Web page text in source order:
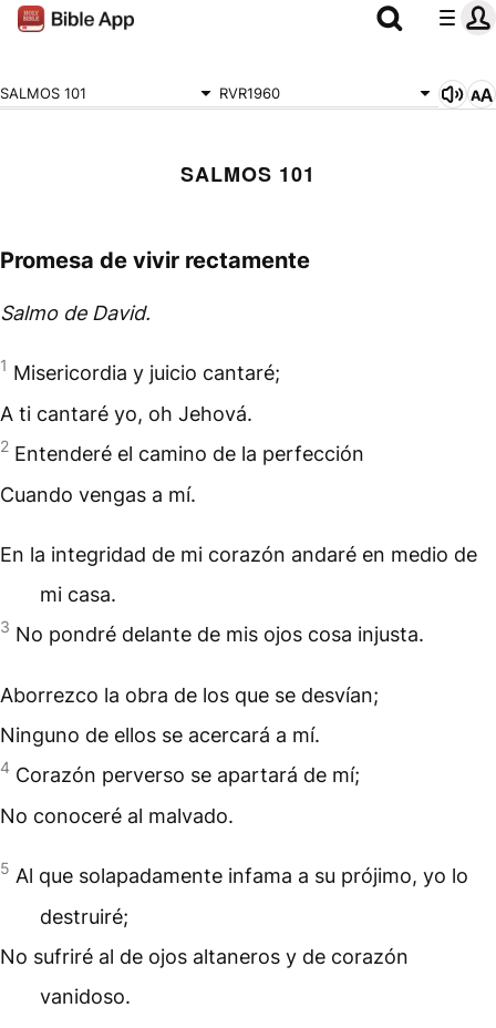
SALMOS 101 RVR1960
SALMOS 101
Promesa de vivir rectamente
Salmo de David.
1 Misericordia y juicio cantaré;
A ti cantaré yo, oh Jehová.
2 Entenderé el camino de la perfección
Cuando vengas a mí.
En la integridad de mi corazón andaré en medio de
mi casa.
3 No pondré delante de mis ojos cosa injusta.
Aborrezco la obra de los que se desvían;
Ninguno de ellos se acercará a mí.
4 Corazón perverso se apartará de mí;
No conoceré al malvado.
5 Al que solapadamente infama a su prójimo, yo lo
destruiré;
No sufriré al de ojos altaneros y de corazón
vanidoso.